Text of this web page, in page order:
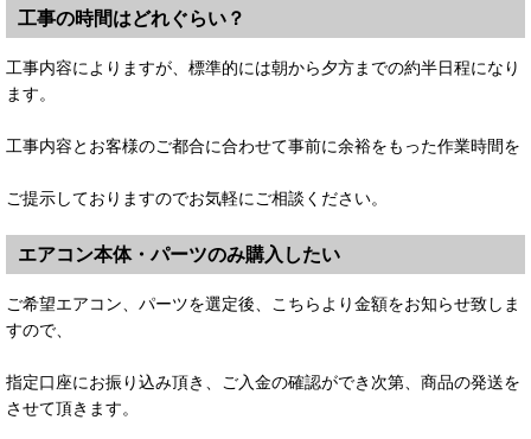
工事の時間はどれぐらい？
工事内容によりますが、標準的には朝から夕方までの約半日程になり
ます。
工事内容とお客様のご都合に合わせて事前に余裕をもった作業時間を
ご提示しておりますのでお気軽にご相談ください。
エアコン本体・パーツのみ購入したい
ご希望エアコン、パーツを選定後、こちらより金額をお知らせ致しま
すので、
指定口座にお振り込み頂き、ご入金の確認ができ次第、商品の発送を
させて頂きます。